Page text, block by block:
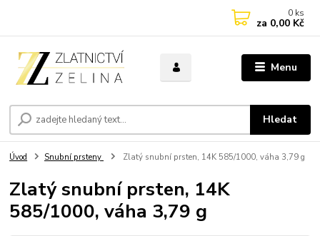
Menu
Hledat
0 ks
za 0,00 Kč
Úvod Snubní prsteny Zlatý snubní prsten, 14K 585/1000, váha 3,79 g
Zlatý snubní prsten, 14K
585/1000, váha 3,79 g